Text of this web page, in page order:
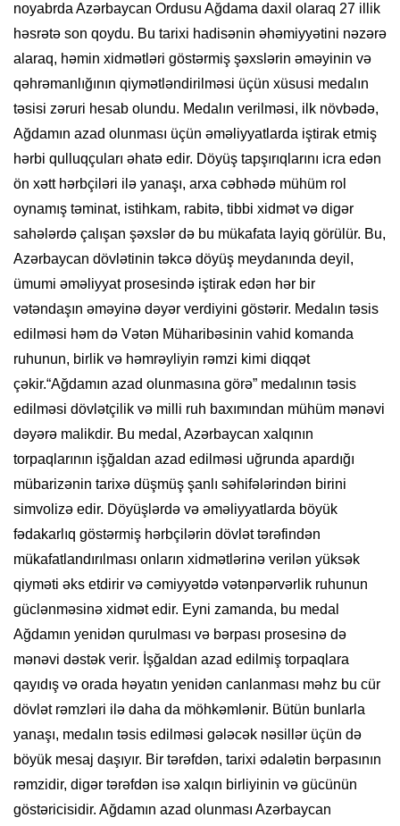
noyabrda Azərbaycan Ordusu Ağdama daxil olaraq 27 illik
həsrətə son qoydu. Bu tarixi hadisənin əhəmiyyətini nəzərə
alaraq, həmin xidmətləri göstərmiş şəxslərin əməyinin və
qəhrəmanlığının qiymətləndirilməsi üçün xüsusi medalın
təsisi zəruri hesab olundu. Medalın verilməsi, ilk növbədə,
Ağdamın azad olunması üçün əməliyyatlarda iştirak etmiş
hərbi qulluqçuları əhatə edir. Döyüş tapşırıqlarını icra edən
ön xətt hərbçiləri ilə yanaşı, arxa cəbhədə mühüm rol
oynamış təminat, istihkam, rabitə, tibbi xidmət və digər
sahələrdə çalışan şəxslər də bu mükafata layiq görülür. Bu,
Azərbaycan dövlətinin təkcə döyüş meydanında deyil,
ümumi əməliyyat prosesində iştirak edən hər bir
vətəndaşın əməyinə dəyər verdiyini göstərir. Medalın təsis
edilməsi həm də Vətən Müharibəsinin vahid komanda
ruhunun, birlik və həmrəyliyin rəmzi kimi diqqət
çəkir.“Ağdamın azad olunmasına görə” medalının təsis
edilməsi dövlətçilik və milli ruh baxımından mühüm mənəvi
dəyərə malikdir. Bu medal, Azərbaycan xalqının
torpaqlarının işğaldan azad edilməsi uğrunda apardığı
mübarizənin tarixə düşmüş şanlı səhifələrindən birini
simvolizə edir. Döyüşlərdə və əməliyyatlarda böyük
fədakarlıq göstərmiş hərbçilərin dövlət tərəfindən
mükafatlandırılması onların xidmətlərinə verilən yüksək
qiyməti əks etdirir və cəmiyyətdə vətənpərvərlik ruhunun
güclənməsinə xidmət edir. Eyni zamanda, bu medal
Ağdamın yenidən qurulması və bərpası prosesinə də
mənəvi dəstək verir. İşğaldan azad edilmiş torpaqlara
qayıdış və orada həyatın yenidən canlanması məhz bu cür
dövlət rəmzləri ilə daha da möhkəmlənir. Bütün bunlarla
yanaşı, medalın təsis edilməsi gələcək nəsillər üçün də
böyük mesaj daşıyır. Bir tərəfdən, tarixi ədalətin bərpasının
rəmzidir, digər tərəfdən isə xalqın birliyinin və gücünün
göstəricisidir. Ağdamın azad olunması Azərbaycan